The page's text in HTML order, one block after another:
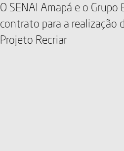
A entrega aconteceu na
Teatro do SESI.